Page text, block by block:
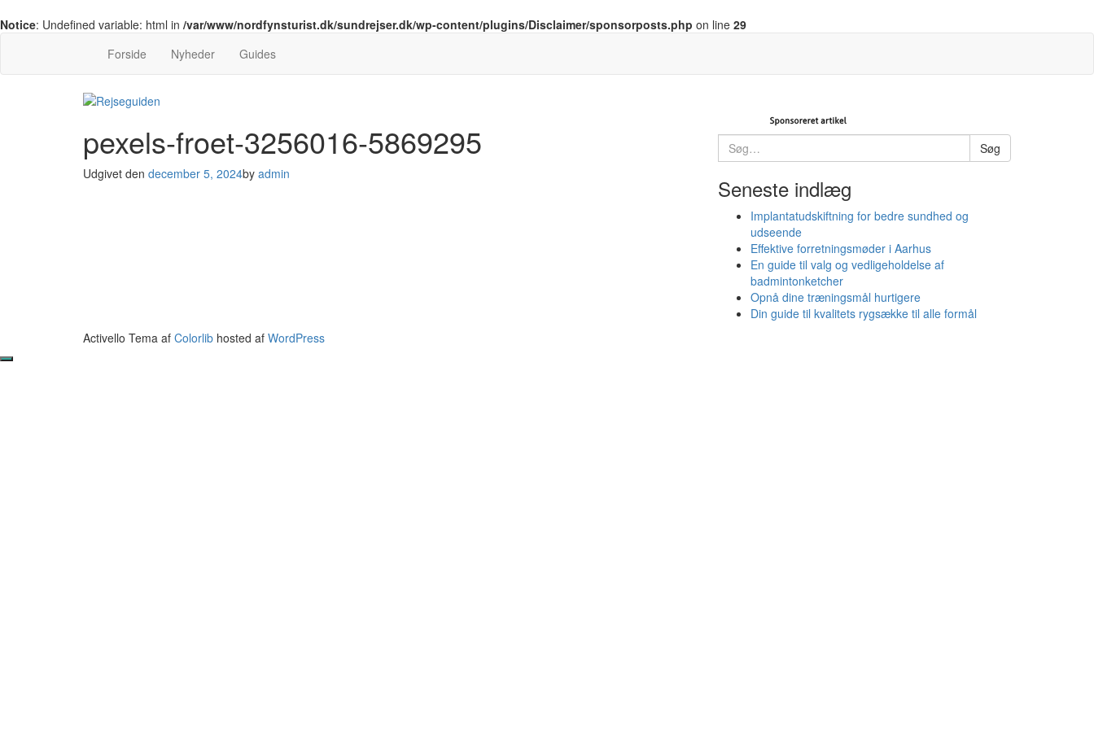
Notice: Undefined variable: html in /var/www/nordfynsturist.dk/sundrejser.dk/wp-content/plugins/Disclaimer/sponsorposts.php on line 29
Forside
Nyheder Guides
pexels-froet-3256016-5869295
Udgivet den december 5, 2024by admin
Søg
efter:
Søg
Seneste indlæg
Implantatudskiftning for bedre sundhed og
udseende
Effektive forretningsmøder i Aarhus
En guide til valg og vedligeholdelse af
badmintonketcher
Opnå dine træningsmål hurtigere
Din guide til kvalitets rygsække til alle formål
Activello Tema af Colorlib hosted af WordPress